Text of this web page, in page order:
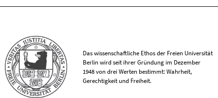
Das wissenschaftliche Ethos der Freien Universität
Berlin wird seit ihrer Gründung im Dezember
1948 von drei Werten bestimmt: Wahrheit,
Gerechtigkeit und Freiheit.